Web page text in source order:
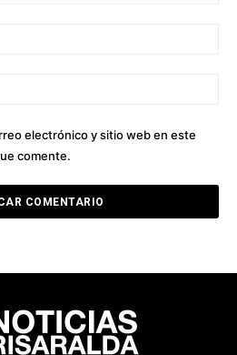
electrónico y sitio web en este
comente.